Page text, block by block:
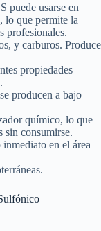
puede usarse en
lo que permite la
profesionales.
y carburos. Produce
propiedades
producen a bajo
químico, lo que
sin consumirse.
en el área